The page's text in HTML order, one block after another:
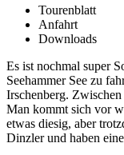
Tourenblatt
Anfahrt
Downloads
Es ist nochmal super
Seehammer See zu
Irschenberg.
Man kommt sich vor
etwas diesig, aber
Dinzler und haben